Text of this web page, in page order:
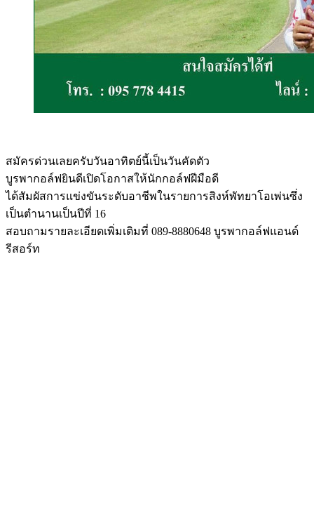
สมัครด่วนเลยครับวันอาทิตย์นี้เป็นวันคัดตัว
บูรพากอล์ฟยินดีเปิดโอกาสให้นักกอล์ฟฝีมือดี
ได้สัมผัสการแข่งขันระดับอาชีพในรายการสิงห์พัทยาโอเพ่นซึ่ง
เป็นตำนานเป็นปีที่ 16
สอบถามรายละเอียดเพิ่มเติมที่ 089-8880648 บูรพากอล์ฟแอนด์
รีสอร์ท